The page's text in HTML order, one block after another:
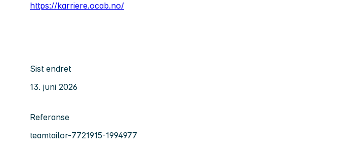
https://karriere.ocab.no/
Sist endret
13. juni 2026
Referanse
teamtailor-7721915-1994977